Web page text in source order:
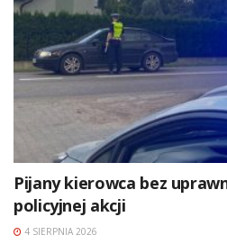
Pijany kierowca bez
policyjnej akcji
4 SIERPNIA 2026